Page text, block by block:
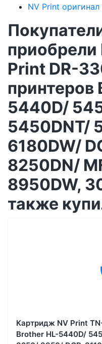
NV Print оригинал
приобрели
Print DR-
принтеров
5440D/
5450DNT/
6180DW/
8250DN/
8950DW,
также
Картридж NV Print
Brother HL-5440D/